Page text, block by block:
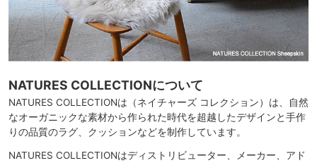
NATURES COLLECTIONについて
NATURES COLLECTIONは（ネイチャーズ コレクション）は、自然
なオーガニックな素材から作られた時代を超越したデザインと手作
りの品質のラグ、クッションなどを制作しています。
NATURES COLLECTIONはディストリビューター、メーカー、アド